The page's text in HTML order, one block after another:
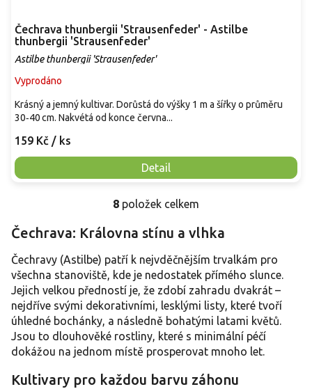
Čechrava thunbergii 'Strausenfeder' - Astilbe
thunbergii 'Strausenfeder'
Astilbe thunbergii 'Strausenfeder'
Vyprodáno
159 Kč / ks
Detail
Krásný a jemný kultivar. Dorůstá do výšky 1 m a šířky o průměru
30‑40 cm. Nakvétá od konce června...
O
l
d
a
c
p
r
v
k
v
8 položek celkem
Čechrava: Královna stínu a vlhka
Čechravy (Astilbe) patří k nejvděčnějším trvalkám pro
všechna stanoviště, kde je nedostatek přímého slunce.
Jejich velkou předností je, že zdobí zahradu dvakrát –
nejdříve svými dekorativními, lesklými listy, které tvoří
úhledné bochánky, a následně bohatými latami květů.
Jsou to dlouhověké rostliny, které s minimální péčí
dokážou na jednom místě prosperovat mnoho let.
Kultivary pro každou barvu záhonu